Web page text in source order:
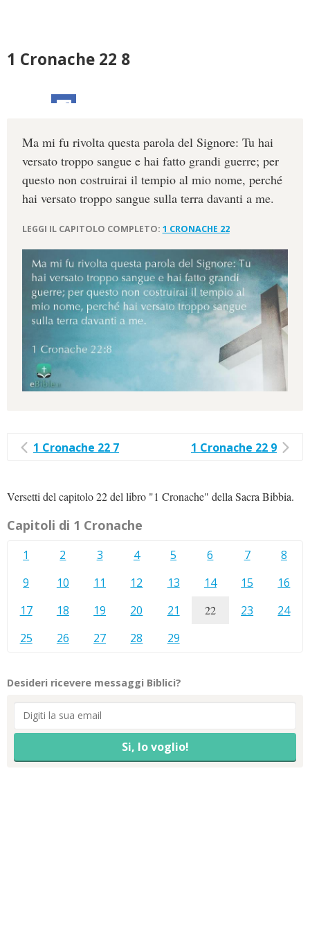
1 Cronache 22 8
Ma mi fu rivolta questa parola del Signore: Tu hai
versato troppo sangue e hai fatto grandi guerre; per
questo non costruirai il tempio al mio nome, perché
hai versato troppo sangue sulla terra davanti a me.
LEGGI IL CAPITOLO COMPLETO: 1 CRONACHE 22
1 Cronache 22 7 1 Cronache 22 9
Versetti del capitolo 22 del libro "1 Cronache" della Sacra Bibbia.
Capitoli di 1 Cronache
1 2 3 4 5 6 7
8
9
10 11 12 13 14 15
16
17
18 19 20 21 22 23
24
25
26 27 28 29
Desideri ricevere messaggi Biblici?